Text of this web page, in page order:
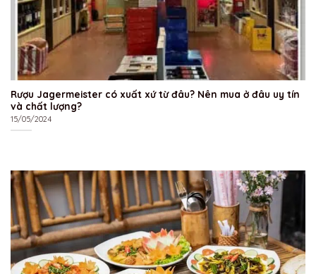
Rượu Jagermeister có xuất xứ từ đâu? Nên mua ở đâu uy tín
và chất lượng?
15/05/2024